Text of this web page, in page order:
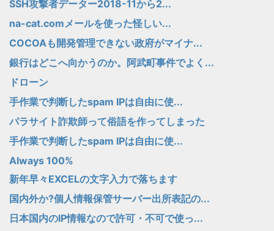
SSH攻撃者データー2018-11から2...
na-cat.comメールを使った怪しい...
COCOAも開発管理できない政府がマイナ...
銀行はどこへ向かうのか。阿武町事件でよく...
ドローン
手作業で判断したspam IPは自由に使...
パラサイト詐欺師って俗語を作ってしまった
手作業で判断したspam IPは自由に使...
Always 100%
新年早々EXCELの文字入力で落ちます
国内外か?個人情報保管サーバー出所表記の...
日本国内のIP情報なので許可・不可で使っ...